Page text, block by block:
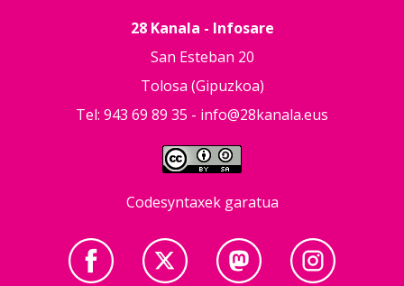
28 Kanala - Infosare
San Esteban 20
Tolosa (Gipuzkoa)
Tel: 943 69 89 35 - info@28kanala.eus
Codesyntaxek garatua